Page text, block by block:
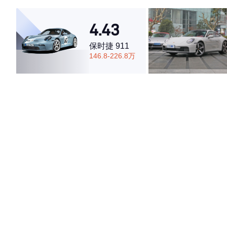
4.43
保时捷 911
146.8-226.8万